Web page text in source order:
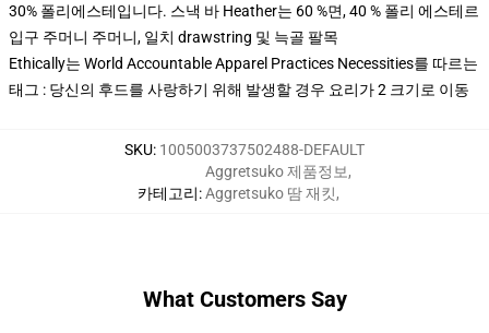
30% 폴리에스테입니다. 스낵 바 Heather는 60 %면, 40 % 폴리 에스테르
입구 주머니 주머니, 일치 drawstring 및 늑골 팔목
Ethically는 World Accountable Apparel Practices Necessities를 따르는
태그 : 당신의 후드를 사랑하기 위해 발생할 경우 요리가 2 크기로 이동
SKU: 1005003737502488-DEFAULT
카테고리:
Aggretsuko 제품정보,
Aggretsuko 땀 재킷,
What Customers Say